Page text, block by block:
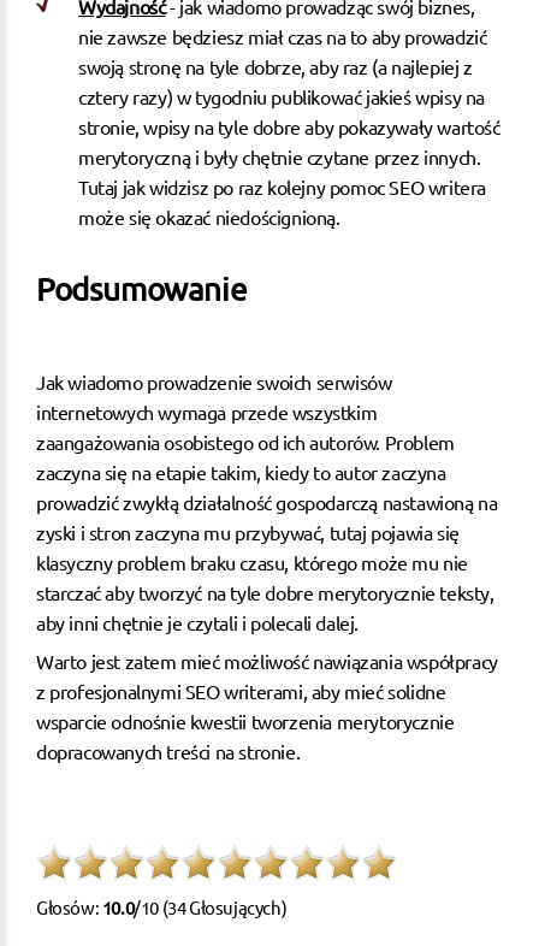
Wydajność- jak wiadomo prowadząc swój biznes,
nie zawsze będziesz miał czas na to aby prowadzić
swoją stronę na tyle dobrze, aby raz (a najlepiej z
cztery razy) w tygodniu publikować jakieś wpisy na
stronie, wpisy na tyle dobre aby pokazywały wartość
merytoryczną i były chętnie czytane przez innych.
Tutaj jak widzisz po raz kolejny pomoc SEO writera
może się okazać niedoścignioną.
Podsumowanie
Jak wiadomo prowadzenie swoich serwisów
internetowych wymaga przede wszystkim
zaangażowania osobistego od ich autorów. Problem
zaczyna się na etapie takim, kiedy to autor zaczyna
prowadzić zwykłą działalność gospodarczą nastawioną na
zyski i stron zaczyna mu przybywać, tutaj pojawia się
klasyczny problem braku czasu, którego może mu nie
starczać aby tworzyć na tyle dobre merytorycznie teksty,
aby inni chętnie je czytali i polecali dalej.
Warto jest zatem mieć możliwość nawiązania współpracy
z profesjonalnymi SEO writerami, aby mieć solidne
wsparcie odnośnie kwestii tworzenia merytorycznie
dopracowanych treści na stronie.
Głosów: 10.0/10 (34 Głosujących)